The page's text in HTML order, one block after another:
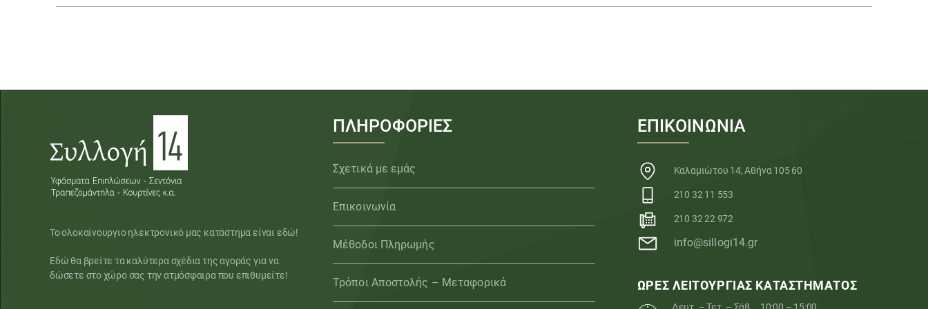
Το ολοκαίνουργιο ηλεκτρονικό μας κατάστημα είναι εδώ!
Εδώ θα βρείτε τα καλύτερα σχέδια της αγοράς για να
δώσετε στο χώρο σας την ατμόσφαιρα που επιθυμείτε!
ΠΛΗΡΟΦΟΡΙΕΣ
Σχετικά με εμάς
Επικοινωνία
Μέθοδοι Πληρωμής
Τρόποι Αποστολής – Μεταφορικά
ΕΠΙΚΟΙΝΩΝΙΑ
Καλαμιώτου 14, Αθήνα 105 60
210 32 11 553
210 32 22 972
info@sillogi14.gr
ΩΡΕΣ ΛΕΙΤΟΥΡΓΙΑΣ ΚΑΤΑΣΤΗΜΑΤΟΣ